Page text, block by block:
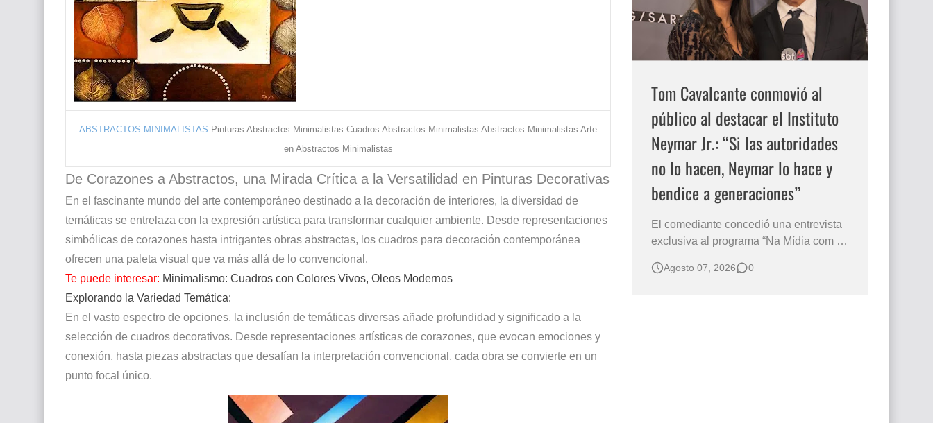
ABSTRACTOS MINIMALISTAS Pinturas Abstractos Minimalistas Cuadros Abstractos Minimalistas Abstractos Minimalistas Arte
en Abstractos Minimalistas
De Corazones a Abstractos, una Mirada Crítica a la Versatilidad en Pinturas Decorativas
En el fascinante mundo del arte contemporáneo destinado a la decoración de interiores, la diversidad de
temáticas se entrelaza con la expresión artística para transformar cualquier ambiente. Desde representaciones
simbólicas de corazones hasta intrigantes obras abstractas, los cuadros para decoración contemporánea
ofrecen una paleta visual que va más allá de lo convencional.
Te puede interesar: Minimalismo: Cuadros con Colores Vivos, Oleos Modernos
Explorando la Variedad Temática:
En el vasto espectro de opciones, la inclusión de temáticas diversas añade profundidad y significado a la
selección de cuadros decorativos. Desde representaciones artísticas de corazones, que evocan emociones y
conexión, hasta piezas abstractas que desafían la interpretación convencional, cada obra se convierte en un
punto focal único.
Tom Cavalcante conmovió al
público al destacar el Instituto
Neymar Jr.: “Si las autoridades
no lo hacen, Neymar lo hace y
bendice a generaciones”
El comediante concedió una entrevista
exclusiva al programa “Na Mídia com a
Subasta del Instituto Neymar Jr., uno de
Agosto 07, 2026 0